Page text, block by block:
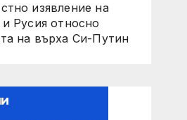
изявление на
Русия относно
на върха Си-Путин